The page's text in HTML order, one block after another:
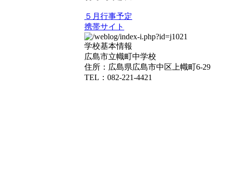
５月行事予定
携帯サイト
学校基本情報
広島市立幟町中学校
住所：広島県広島市中区上幟町6-29
TEL：082-221-4421